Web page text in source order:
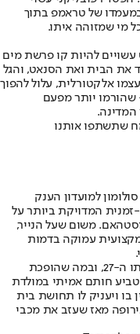
של טראמפ בתוך
מי שמזוהה איתו.
להיות קו פרשת מים
את הבית ואת הסנאט, והגל
אלקטורלית, עלול להפוך
שהורמו יותר מפעם
המדינה.
שתשתפו אותנו
למועדון הענק
זמנית המדויקת ביותר על
. משום שעל הנייר,
עמוקה בדמות
אולם, פחות מחודש לאחר שחגג את יום הולדתו ה-27, ובמה שהופכת
חותם אמיתי במולדת
בו ויעניק לו תחושת בית
מאז שעזב את מכבי